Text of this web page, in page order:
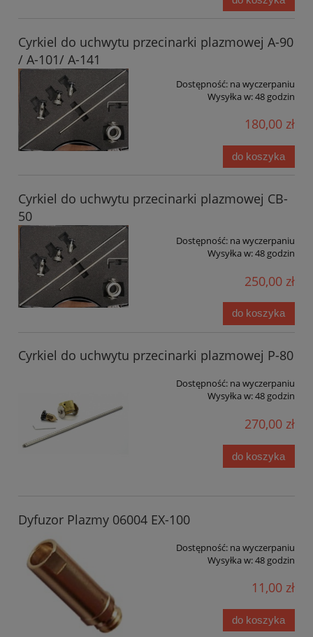
Cyrkiel do uchwytu przecinarki plazmowej A-90
/ A-101/ A-141
Dostępność: na wyczerpaniu
Wysyłka w:48 godzin
180,00 zł
do koszyka
Cyrkiel do uchwytu przecinarki plazmowej CB-
50
Dostępność: na wyczerpaniu
Wysyłka w:48 godzin
250,00 zł
do koszyka
Cyrkiel do uchwytu przecinarki plazmowej P-80
Dostępność: na wyczerpaniu
Wysyłka w:48 godzin
270,00 zł
do koszyka
Dyfuzor Plazmy 06004 EX-100
Dostępność: na wyczerpaniu
Wysyłka w:48 godzin
11,00 zł
do koszyka